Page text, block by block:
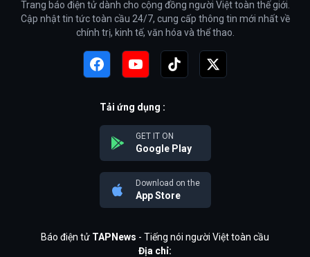
Trang báo điện tử dành cho cộng đồng người Việt toàn thế giới.
Cập nhật tin tức toàn cầu 24/7, cung cấp thông tin mới nhất về
chính trị, kinh tế, văn hóa và thể thao.
Tải ứng dụng :
GET IT ON
Google Play
Download on the
App Store
Báo điện tử TAPNews - Tiếng nói người Việt toàn cầu
Địa chỉ: